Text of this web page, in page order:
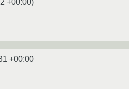
+00:00)
+00:00